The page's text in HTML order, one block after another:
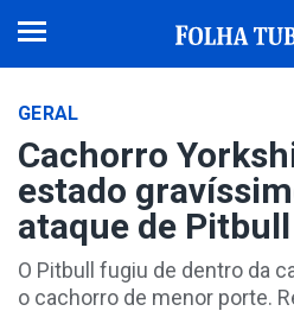
GERAL
Cachorro
estado
ataque de Pitbull
O Pitbull fugiu de dentro da
o cachorro de menor porte.